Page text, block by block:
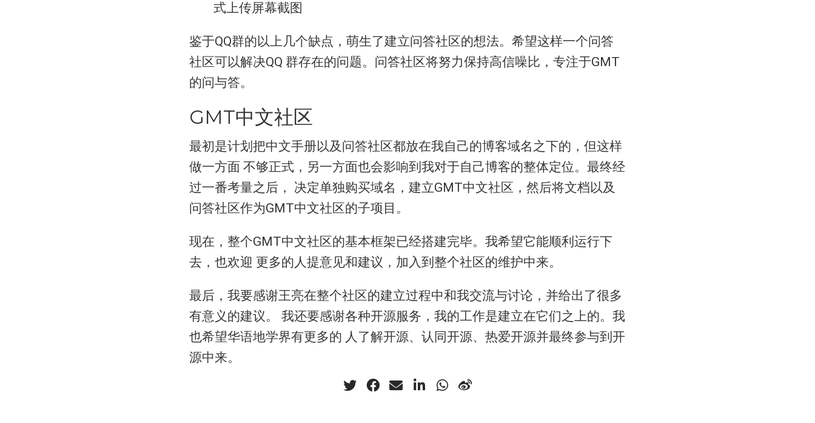
式上传屏幕截图
鉴于QQ群的以上几个缺点，萌生了建立问答社区的想法。希望这样一个问答
社区可以解决QQ 群存在的问题。问答社区将努力保持高信噪比，专注于GMT
的问与答。
GMT中文社区
最初是计划把中文手册以及问答社区都放在我自己的博客域名之下的，但这样
做一方面 不够正式，另一方面也会影响到我对于自己博客的整体定位。最终经
过一番考量之后， 决定单独购买域名，建立GMT中文社区，然后将文档以及
问答社区作为GMT中文社区的子项目。
现在，整个GMT中文社区的基本框架已经搭建完毕。我希望它能顺利运行下
去，也欢迎 更多的人提意见和建议，加入到整个社区的维护中来。
最后，我要感谢王亮在整个社区的建立过程中和我交流与讨论，并给出了很多
有意义的建议。 我还要感谢各种开源服务，我的工作是建立在它们之上的。我
也希望华语地学界有更多的 人了解开源、认同开源、热爱开源并最终参与到开
源中来。